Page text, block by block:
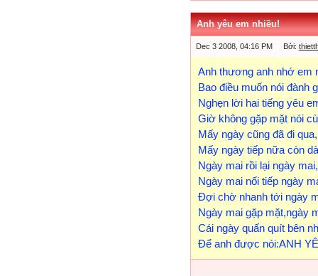
Anh yêu em nhiều!
Dec 3 2008, 04:16 PM Bởi:
Anh thương anh nhớ em
Bao điều muốn nói đành
Nghẹn lời hai tiếng yêu
Giờ không gặp mặt nói
Mấy ngày cũng đã đi qua,
Mấy ngày tiếp nữa còn
Ngày mai rồi lại ngày mai,
Ngày mai nối tiếp ngày
Đợi chờ nhanh tới ngày
Ngày mai gặp mặt,ngày
Cái ngày quấn quít bên
Để anh được nói:ANH